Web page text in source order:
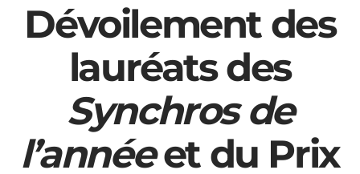
Dévoilement des
lauréats des
Synchros de
l’annéeet du Prix